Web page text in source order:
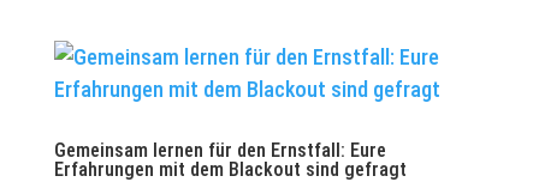
Gemeinsam lernen für den Ernstfall: Eure
Erfahrungen mit dem Blackout sind gefragt